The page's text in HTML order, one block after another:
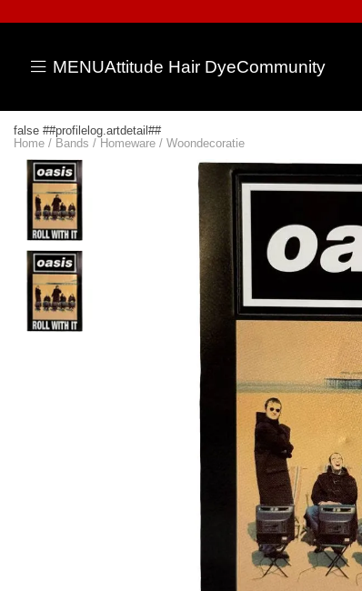
MENUAttitude Hair DyeCommunity
false ##profilelog.artdetail##
Home / Bands / Homeware / Woondecoratie